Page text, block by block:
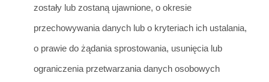
zostały lub zostaną ujawnione, o okresie
przechowywania danych lub o kryteriach ich ustalania,
o prawie do żądania sprostowania, usunięcia lub
ograniczenia przetwarzania danych osobowych